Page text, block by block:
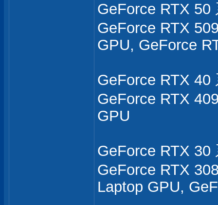
GeForce RTX 50
GeForce RTX
GPU, GeForce
GeForce RTX 40
GeForce RTX
GPU
GeForce RTX 30
GeForce RTX
Laptop GPU,